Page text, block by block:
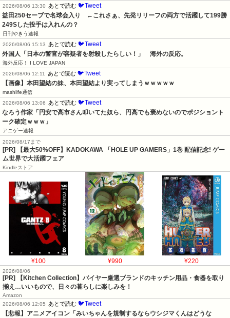
2026/08/06 13:30 あとで読む 🐦Tweet
益田250セーブで名球会入り　←これさぁ、先発リリーフの両方で活躍して199勝
249Sした投手は入れんの？
日刊やきう速報
2026/08/06 15:13
あとで読む 🐦Tweet
外国人「日本の警官が容疑者を射殺したらしい！」　海外の反応。
海外反応！ I LOVE JAPAN
2026/08/06 12:11
あとで読む 🐦Tweet
【画像】本田望結の妹、本田望結より実ってしまうｗｗｗｗｗ
mashlife通信
2026/08/06 13:06
あとで読む 🐦Tweet
なろう作家「円安で高市さん叩いてた奴ら、円高でも褒めないのでポジショント
ーク確定ｗｗｗ」
アニゲー速報
2026/08/17まで
[PR] 【最大50%OFF】KADOKAWA 「HOLE UP GAMERS」1巻 配信記念! ゲー
ム世界で大活躍フェア
Kindleストア
¥100 ¥990 ¥220
2026/08/06
[PR] 【Kitchen Collection】バイヤー厳選ブランドのキッチン用品・食器を取り
揃え…いいもので、日々の暮らしに楽しみを！
Amazon
2026/08/06 12:05
あとで読む 🐦Tweet
【悲報】アニメアイコン「みいちゃんを規制するならウシジマくんはどうな